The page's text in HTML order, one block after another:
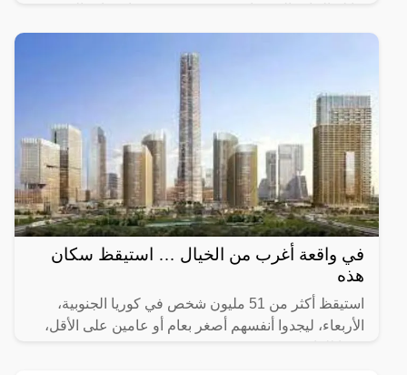
ينمو في
في واقعة أغرب من الخيال … استيقظ سكان
هذه
استيقظ أكثر من 51 مليون شخص في كوريا الجنوبية،
الأربعاء، ليجدوا أنفسهم أصغر بعام أو عامين على الأقل،